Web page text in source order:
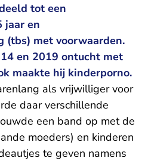
tot een
jaar en
met voorwaarden.
en 2019 ontucht met
maakte hij kinderporno.
als vrijwilliger voor
daar verschillende
een band op met de
moeders) en kinderen
te geven namens